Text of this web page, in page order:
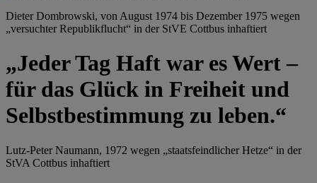
Dieter Dombrowski, von August 1974 bis Dezember 1975 wegen
„versuchter Republikflucht“ in der StVE Cottbus inhaftiert
„Jeder Tag Haft war es Wert –
für das Glück in Freiheit und
Selbstbestimmung zu leben.“
Lutz-Peter Naumann, 1972 wegen „staatsfeindlicher Hetze“ in der
StVA Cottbus inhaftiert